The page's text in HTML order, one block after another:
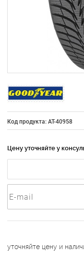
Код продукта: AT-40958
Цену уточняйте у
уточняйте цену и